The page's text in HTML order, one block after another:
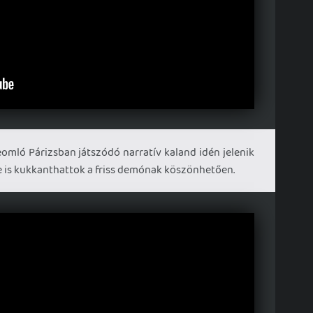
Párizsban játszódó narratív kaland idén jelenik
is kukkanthattok a friss demónak köszönhetően.